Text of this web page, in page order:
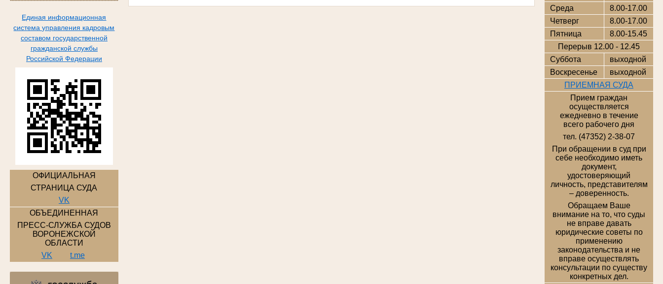
Единая информационная
система управления кадровым
составом государственной
гражданской службы
Российской Федерации
ОФИЦИАЛЬНАЯ
СТРАНИЦА СУДА
VK
ОБЪЕДИНЕННАЯ
ПРЕСС-СЛУЖБА СУДОВ
ВОРОНЕЖСКОЙ
ОБЛАСТИ
VK
t.me
Среда
8.00-17.00
Четверг
8.00-17.00
Пятница
8.00-15.45
Перерыв 12.00 - 12.45
Суббота
выходной
Воскресенье
выходной
ПРИЕМНАЯ СУДА
Прием граждан
осуществляется
ежедневно в течение
всего рабочего дня
тел. (47352) 2-38-07
При обращении в суд при
себе необходимо иметь
документ,
удостоверяющий
личность, представителям
– доверенность.
Обращаем Ваше
внимание на то, что суды
не вправе давать
юридические советы по
применению
законодательства и не
вправе осуществлять
консультации по существу
конкретных дел.